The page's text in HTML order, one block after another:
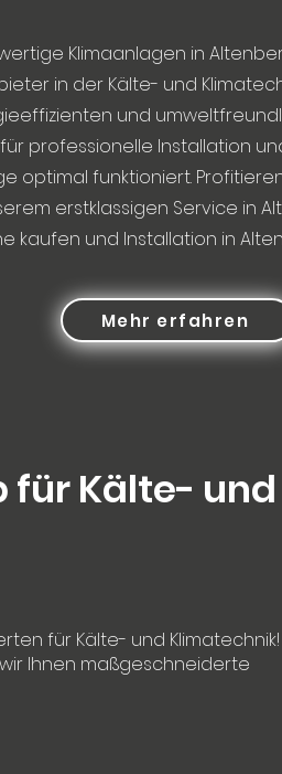
Klimaanlagen in
in der Kälte- und
und
professionelle Installation
optimal funktioniert.
erstklassigen Service in
kaufen und Installation in
Mehr erfahren
für Kälte- und
für Kälte- und Klimatechnik!
Ihnen maßgeschneiderte